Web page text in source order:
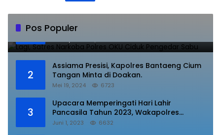
Pos Populer
1
Pengedar Sabu
2
Assiama Presisi, Kapolres Bantaeng Cium
Tangan Minta di Doakan.
Mei 19, 2024 6723
3
Upacara Memperingati Hari Lahir
Pancasila Tahun 2023, Wakapolres
Lampung Utara Bacakan Amanat Kepala
Juni 1, 2023 6632